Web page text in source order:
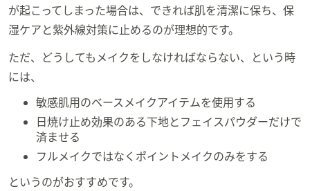
が起こってしまった場合は、できれば肌を清潔に保ち、保
湿ケアと紫外線対策に止めるのが理想的です。
ただ、どうしてもメイクをしなければならない、という時
には、
敏感肌用のベースメイクアイテムを使用する
日焼け止め効果のある下地とフェイスパウダーだけで
済ませる
フルメイクではなくポイントメイクのみをする
というのがおすすめです。